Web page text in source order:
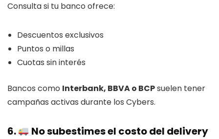
Consulta si tu banco ofrece:
Descuentos exclusivos
Puntos o millas
Cuotas sin interés
Bancos como Interbank, BBVA o BCPsuelen tener
campañas activas durante los Cybers.
6. No subestimes el costo del delivery